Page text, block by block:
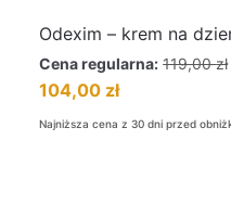
Odexim – krem na
Cena regularna: 119,00zł
104,00 zł
Najniższa cena z 30 dni przed